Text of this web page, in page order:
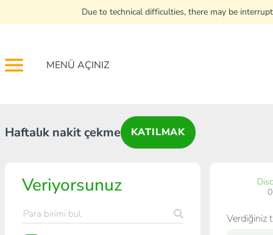
Due to technical difficulties, there may be
MENÜ AÇINIZ
Haftalık nakit çekme KATILMAK
Veriyorsunuz
Verdiğiniz